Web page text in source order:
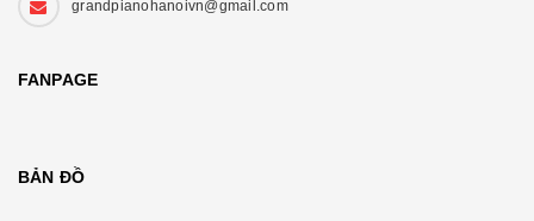
grandpianohanoivn@gmail.com
FANPAGE
BẢN ĐỒ